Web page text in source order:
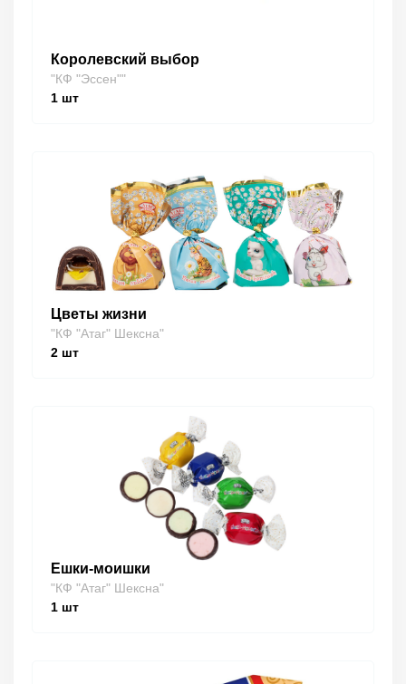
Королевский выбор
"КФ "Эссен""
1 шт
Цветы жизни
"КФ "Атаг" Шексна"
2 шт
Ешки-моишки
"КФ "Атаг" Шексна"
1 шт